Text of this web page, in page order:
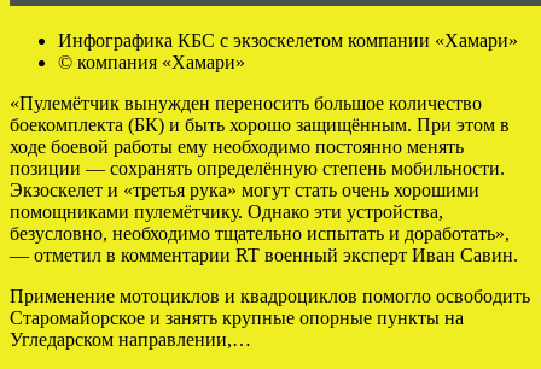
Инфографика КБС с экзоскелетом компании «Хамари»
© компания «Хамари»
«Пулемётчик вынужден переносить большое количество
боекомплекта (БК) и быть хорошо защищённым. При этом в
ходе боевой работы ему необходимо постоянно менять
позиции — сохранять определённую степень мобильности.
Экзоскелет и «третья рука» могут стать очень хорошими
помощниками пулемётчику. Однако эти устройства,
безусловно, необходимо тщательно испытать и доработать»,
— отметил в комментарии RT военный эксперт Иван Савин.
Применение мотоциклов и квадроциклов помогло освободить
Старомайорское и занять крупные опорные пункты на
Угледарском направлении,…